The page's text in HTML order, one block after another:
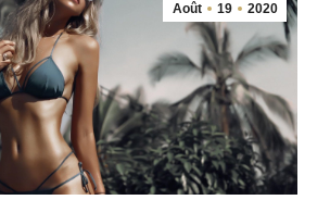
Août 19 2020